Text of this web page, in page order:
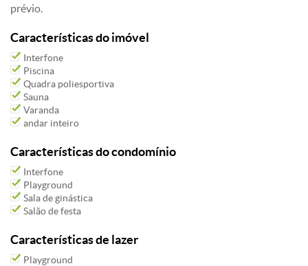
prévio.
Características do imóvel
Interfone
Piscina
Quadra poliesportiva
Sauna
Varanda
andar inteiro
Características do condomínio
Interfone
Playground
Sala de ginástica
Salão de festa
Características de lazer
Playground